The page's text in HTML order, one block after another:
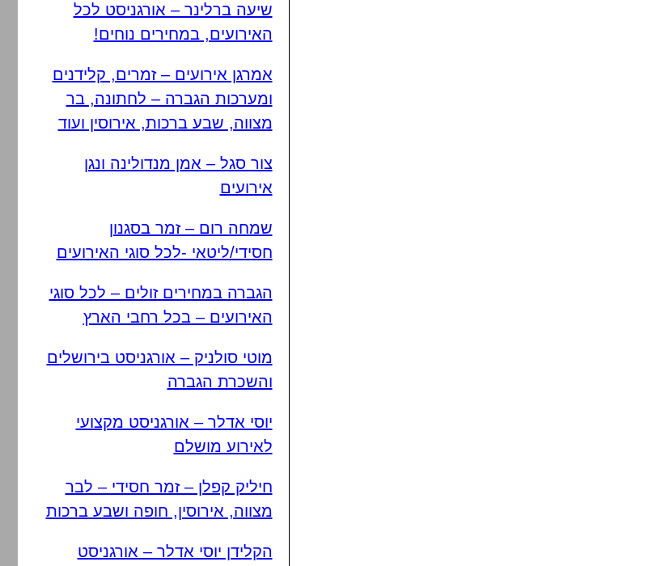
שיעה ברלינר – אורגניסט לכל
האירועים, במחירים נוחים!
אמרגן אירועים – זמרים, קלידנים
ומערכות הגברה – לחתונה, בר
מצווה, שבע ברכות, אירוסין ועוד
צור סגל – אמן מנדולינה ונגן
אירועים
שמחה רום – זמר בסגנון
חסידי/ליטאי -לכל סוגי האירועים
הגברה במחירים זולים – לכל סוגי
האירועים – בכל רחבי הארץ
מוטי סולניק – אורגניסט בירושלים
והשכרת הגברה
יוסי אדלר – אורגניסט מקצועי
לאירוע מושלם
חיליק קפלן – זמר חסידי – לבר
מצווה, אירוסין, חופה ושבע ברכות
הקלידן יוסי אדלר – אורגניסט